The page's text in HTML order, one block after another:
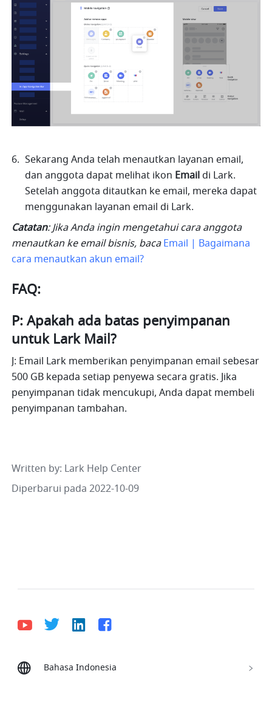
Sekarang Anda telah menautkan layanan email,
dan anggota dapat melihat ikon Email di Lark.
Setelah anggota ditautkan ke email, mereka dapat
menggunakan layanan email di Lark.
Catatan: Jika Anda ingin mengetahui cara anggota
menautkan ke email bisnis, baca Email | Bagaimana
cara menautkan akun email?
FAQ:
P: Apakah ada batas penyimpanan
untuk Lark Mail?
J: Email Lark memberikan penyimpanan email sebesar
500 GB kepada setiap penyewa secara gratis. Jika
penyimpanan tidak mencukupi, Anda dapat membeli
penyimpanan tambahan.
Written by: Lark Help Center
Diperbarui pada 2022-10-09
Bahasa Indonesia